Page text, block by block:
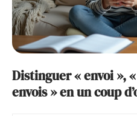
Distinguer « envoi »,
envois » en un coup